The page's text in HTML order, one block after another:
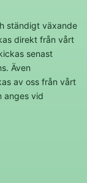
ständigt växande
direkt från vårt
senast
Även
av oss från vårt
anges vid